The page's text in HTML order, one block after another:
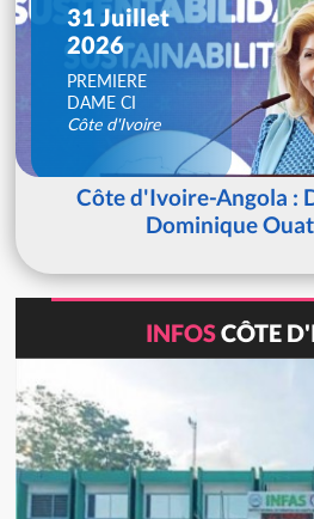
31 Juillet
2026
PREMIERE
DAME CI
Côte d'Ivoire
Côte d'Ivoire-Angola :
Dominique
INFOSCÔTE